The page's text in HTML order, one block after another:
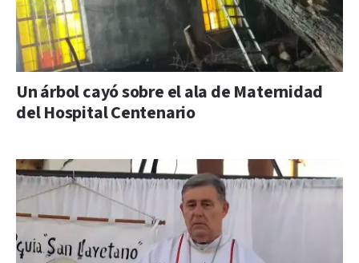
Un árbol cayó sobre el ala de Maternidad
del Hospital Centenario